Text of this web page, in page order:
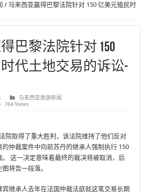
/ 马来西亚赢得巴黎法院针对 150 亿美元殖民时
巴黎法院针对 150
代土地交易的诉讼-
马来西亚旅游新闻
764 Views
院取得了重大胜利，该法院维持了他们反对
仲裁案件中向前苏丹的继承人强制执行 150
这一决定意味着最终的裁决将被取消，后
将告一段落。
继承人去年在法国仲裁法庭就这笔交易长期